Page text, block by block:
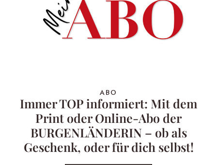
ABO
Immer TOP informiert: Mit dem
Print oder Online-Abo der
BURGENLÄNDERIN – ob als
Geschenk, oder für dich selbst!